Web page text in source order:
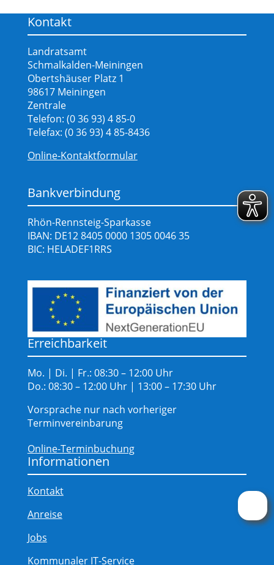
Kontakt
Landratsamt
Schmalkalden-Meiningen
Obertshäuser Platz 1
98617 Meiningen
Zentrale
Telefon: (0 36 93) 4 85-0
Telefax: (0 36 93) 4 85-8436
Online-Kontaktformular
Bankverbindung
Rhön-Rennsteig-Sparkasse
IBAN: DE12 8405 0000 1305 0046 35
BIC: HELADEF1RRS
Erreichbarkeit
Mo. | Di. | Fr.: 08:30 – 12:00 Uhr
Do.: 08:30 – 12:00 Uhr | 13:00 – 17:30 Uhr
Vorsprache nur nach vorheriger
Terminvereinbarung
Online-Terminbuchung
Informationen
Kontakt
Anreise
Jobs
Kommunaler IT-Service